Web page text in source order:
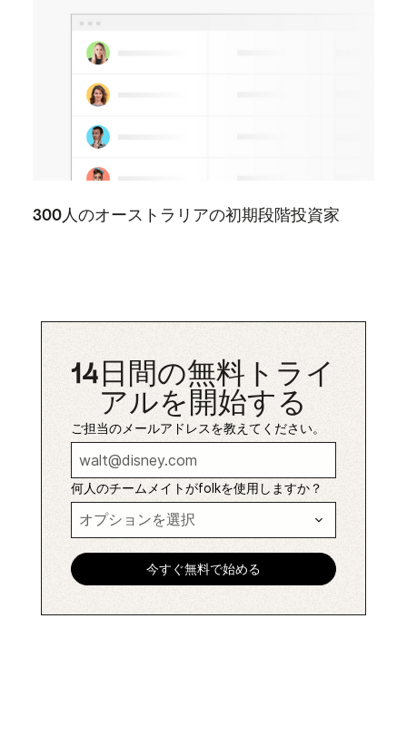
300人のオーストラリアの初期段階投資家
14日間の無料トライ
アルを開始する
ご担当のメールアドレスを教えてください。
何人のチームメイトがfolkを使用しますか？